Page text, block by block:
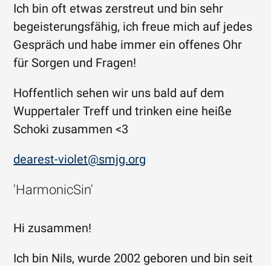
Ich bin oft etwas zerstreut und bin sehr
begeisterungsfähig, ich freue mich auf jedes
Gespräch und habe immer ein offenes Ohr
für Sorgen und Fragen!
Hoffentlich sehen wir uns bald auf dem
Wuppertaler Treff und trinken eine heiße
Schoki zusammen <3
dearest-violet@smjg.org
'HarmonicSin'
Hi zusammen!
Ich bin Nils, wurde 2002 geboren und bin seit